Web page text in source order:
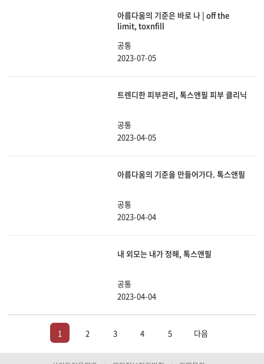
아름다움의 기준은 바로 나 | off the
limit, toxnfill
공통
2023-07-05
트렌디한 피부관리, 톡스앤필 피부 클리닉
공통
2023-04-05
아름다움의 기준을 만들어가다. 톡스앤필
공통
2023-04-04
내 외모는 내가 정해, 톡스앤필
공통
2023-04-04
1 2 3 4 5 다음